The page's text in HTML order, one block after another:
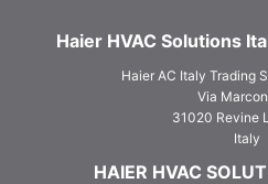
Haier HVAC Solutions
Haier AC Italy Trading
Via
31020 Revine
Italy
HAIER HVAC